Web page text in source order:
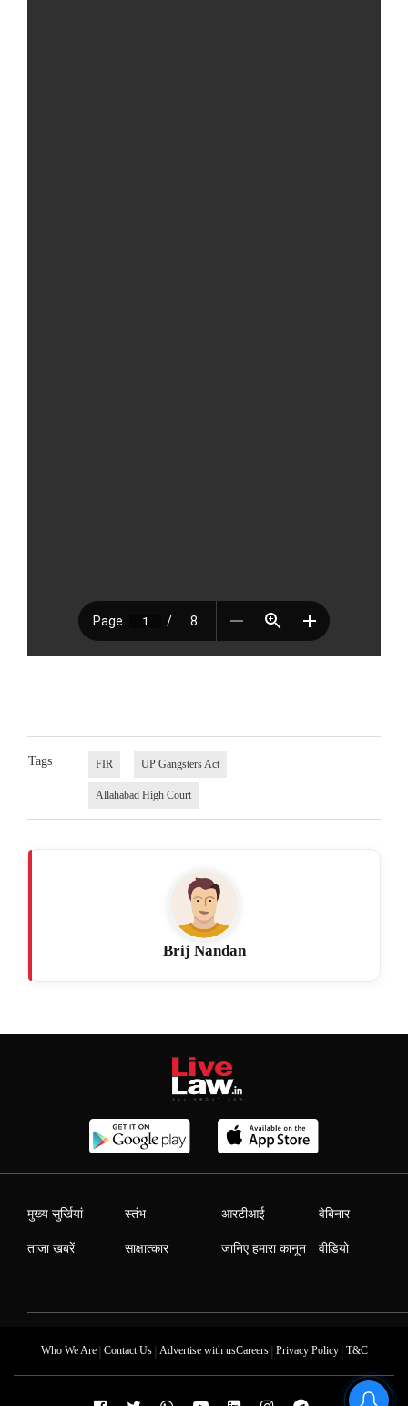
Tags FIR UP Gangsters Act
Allahabad High Court
Brij Nandan
मुख्य सुर्खियां
ताजा खबरें
स्तंभ
साक्षात्कार
आरटीआई
जानिए हमारा कानून
वेबिनार
वीडियो
Who We Are| Contact Us| Advertise with usCareers| Privacy Policy| T&C